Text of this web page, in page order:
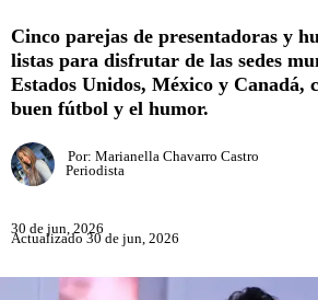
Cinco parejas de presentadoras y
listas para disfrutar de las sedes
Estados Unidos, México y Canadá,
buen fútbol y el humor.
Por: Marianella Chavarro Castro
Periodista
30 de jun, 2026
Actualizado 30 de jun, 2026